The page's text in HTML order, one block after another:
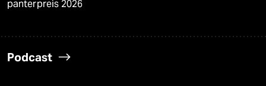
panterpreis 2026
Podcast